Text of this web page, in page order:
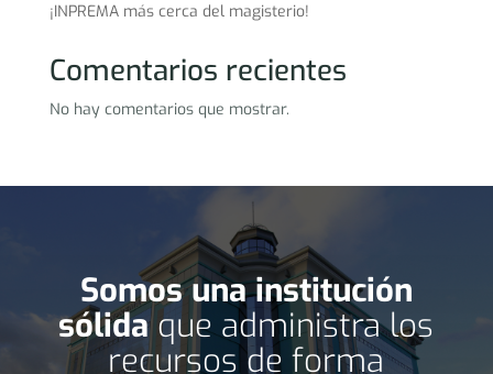
¡INPREMA más cerca del magisterio!
Comentarios recientes
No hay comentarios que mostrar.
Somos una institución
sólidaque administra los
recursos de forma